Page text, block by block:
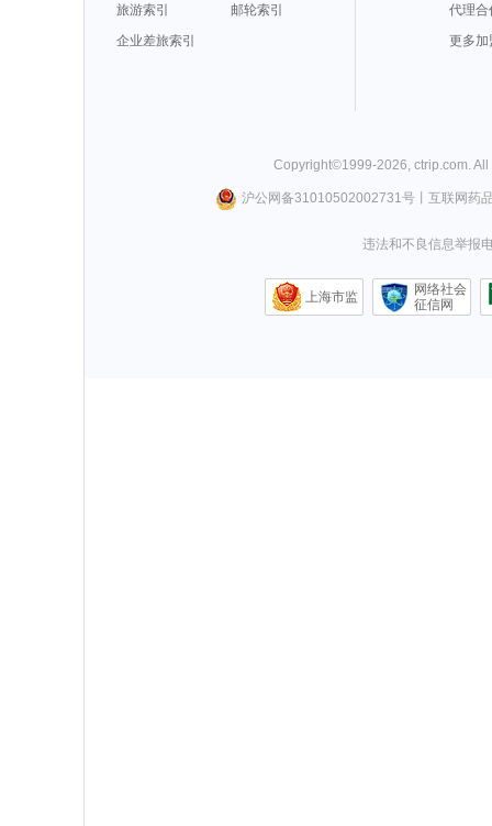
旅游索引
邮轮索引
企业差旅索引
代理合
更多加
Copyright©1999-2026 ctrip.com .
沪公网备31010502002731号丨 互联网药
违法和不良信息举报
上海市监
网络社会
征信网